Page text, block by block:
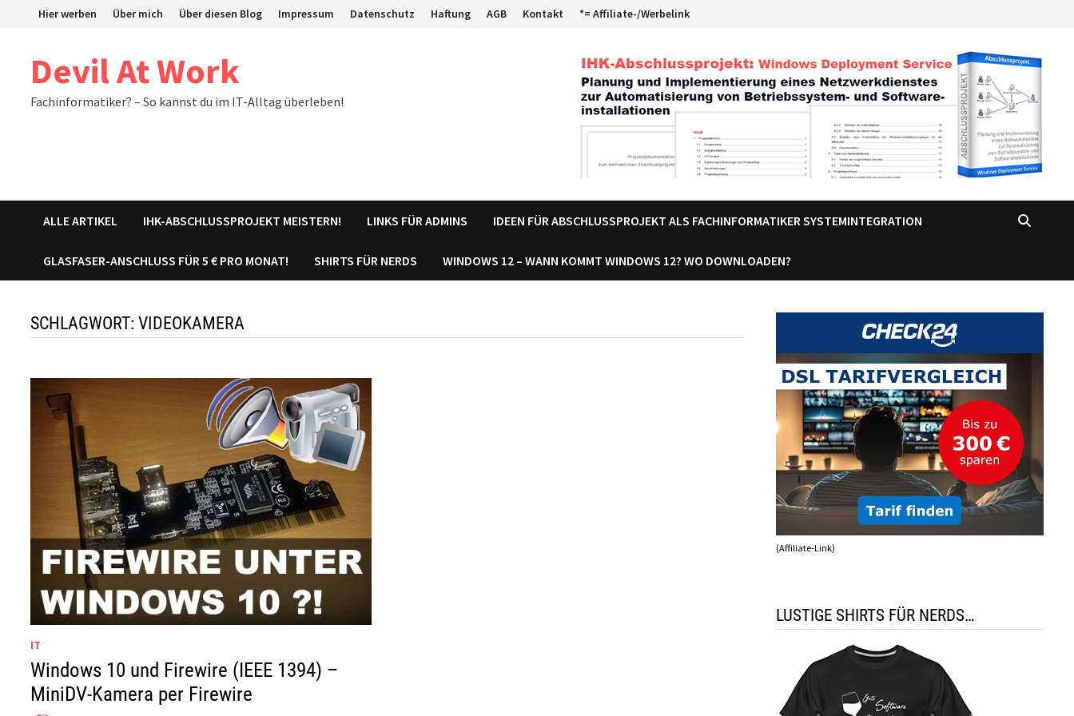
Hier werben Über mich Über diesen Blog Impressum Datenschutz Haftung AGB Kontakt *= Affiliate-/Werbelink
Devil At Work
Fachinformatiker? – So kannst du im IT-Alltag überleben!
ALLE ARTIKEL IHK-ABSCHLUSSPROJEKT MEISTERN! LINKS FÜR ADMINS IDEEN FÜR ABSCHLUSSPROJEKT ALS FACHINFORMATIKER SYSTEMINTEGRATION
GLASFASER-ANSCHLUSS FÜR 5 € PRO MONAT! SHIRTS FÜR NERDS WINDOWS 12 – WANN KOMMT WINDOWS 12? WO DOWNLOADEN?
SCHLAGWORT:VIDEOKAMERA
IT
Windows 10 und Firewire (IEEE 1394) –
MiniDV-Kamera per Firewire
(Affiliate-Link)
LUSTIGE SHIRTS FÜR NERDS…